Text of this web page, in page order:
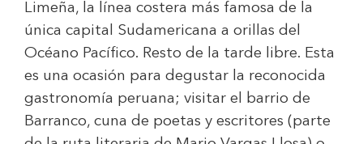
Limeña, la línea costera más famosa de la
única capital Sudamericana a orillas del
Océano Pacífico. Resto de la tarde libre. Esta
es una ocasión para degustar la reconocida
gastronomía peruana; visitar el barrio de
Barranco, cuna de poetas y escritores (parte